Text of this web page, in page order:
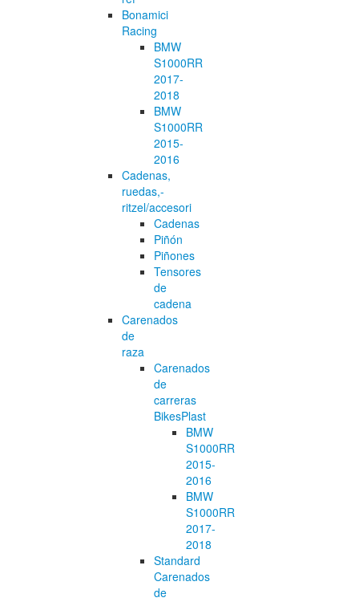
Bonamici
Racing
BMW
S1000RR
2017-
2018
BMW
S1000RR
2015-
2016
Cadenas,
ruedas,-
ritzel/accesori
Cadenas
Piñón
Piñones
Tensores
de
cadena
Carenados
de
raza
Carenados
de
carreras
BikesPlast
BMW
S1000RR
2015-
2016
BMW
S1000RR
2017-
2018
Standard
Carenados
de